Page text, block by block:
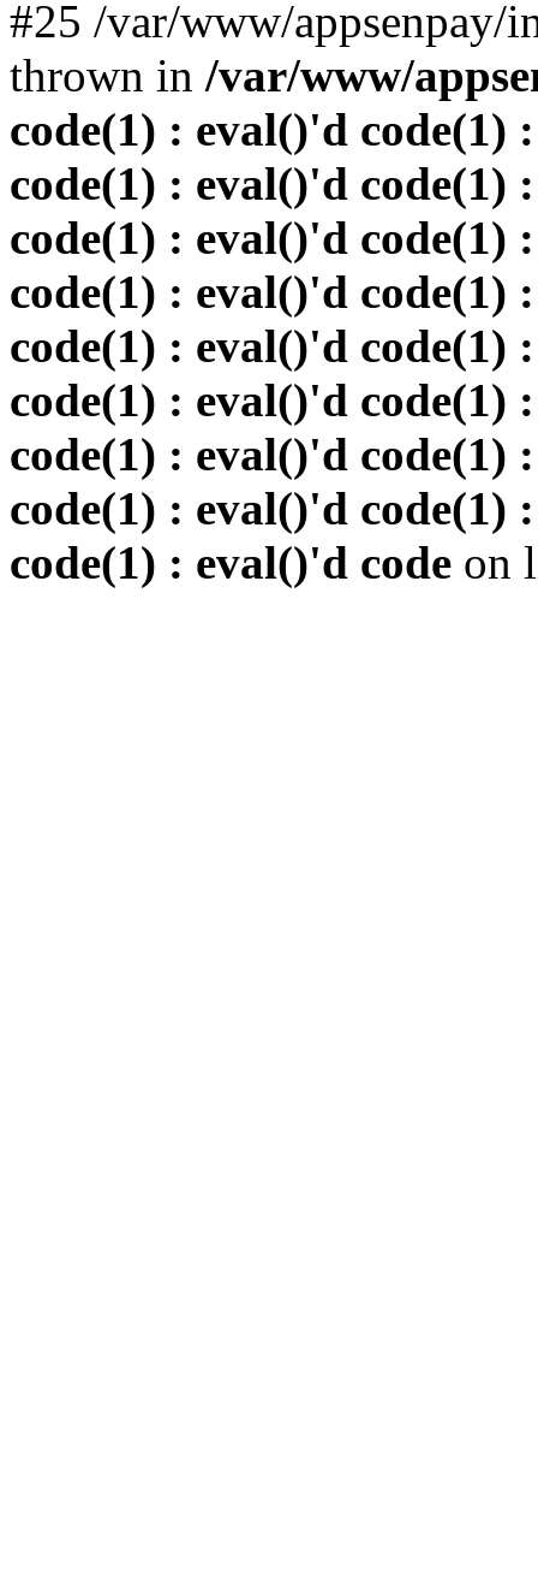
#25 /var/www/
thrown in /var/www/
code(1) : eval()'d code(1)
code(1) : eval()'d code(1)
code(1) : eval()'d code(1)
code(1) : eval()'d code(1)
code(1) : eval()'d code(1)
code(1) : eval()'d code(1)
code(1) : eval()'d code(1)
code(1) : eval()'d code(1)
code(1) : eval()'d code on